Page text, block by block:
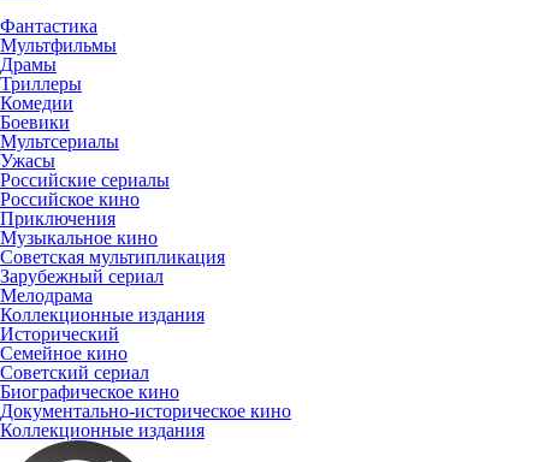
Фантастика
Мультфильмы
Драмы
Триллеры
Комедии
Боевики
Мультсериалы
Ужасы
Российские сериалы
Российское кино
Приключения
Музыкальное кино
Советская мультипликация
Зарубежный сериал
Мелодрама
Коллекционные издания
Исторический
Семейное кино
Советский сериал
Биографическое кино
Документально-историческое кино
Коллекционные издания